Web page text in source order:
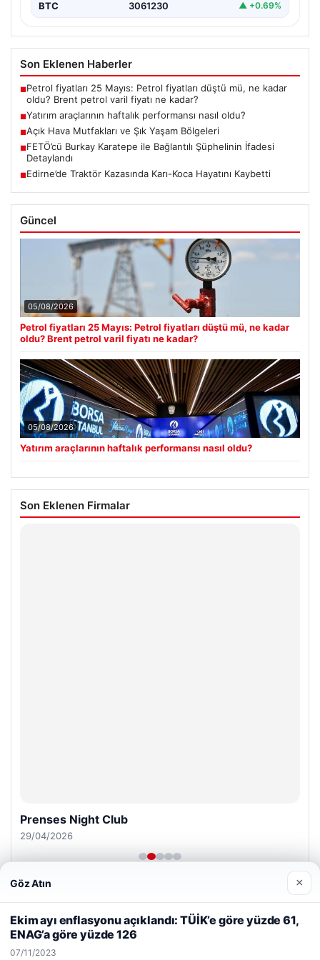
BTC 3061230 ▲ +0.69%
Son Eklenen Haberler
■Petrol fiyatları 25 Mayıs: Petrol fiyatları düştü mü, ne kadar
oldu? Brent petrol varil fiyatı ne kadar?
■Yatırım araçlarının haftalık performansı nasıl oldu?
■Açık Hava Mutfakları ve Şık Yaşam Bölgeleri
■FETÖ’cü Burkay Karatepe ile Bağlantılı Şüphelinin İfadesi
Detaylandı
■Edirne’de Traktör Kazasında Karı-Koca Hayatını Kaybetti
Güncel
05/08/2026
Petrol fiyatları 25 Mayıs: Petrol fiyatları düştü mü, ne kadar
oldu? Brent petrol varil fiyatı ne kadar?
05/08/2026
Yatırım araçlarının haftalık performansı nasıl oldu?
Son Eklenen Firmalar
Prenses Night Club
29/04/2026
© 2026 Haber Gezgin
kullanıyoruz.Çerez Politikamız
Reddet
Göz Atın ×
Ekim ayı enflasyonu açıklandı: TÜİK’e göre yüzde 61,
ENAG’a göre yüzde 126
07/11/2023